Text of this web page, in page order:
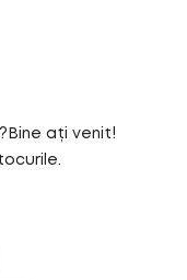
ați venit!